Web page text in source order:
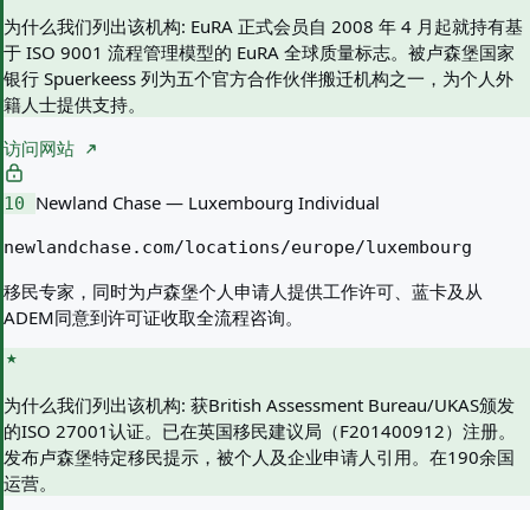
为什么我们列出该机构: EuRA 正式会员自 2008 年 4 月起就持有基
于 ISO 9001 流程管理模型的 EuRA 全球质量标志。被卢森堡国家
银行 Spuerkeess 列为五个官方合作伙伴搬迁机构之一，为个人外
籍人士提供支持。
访问网站
10 Newland Chase — Luxembourg Individual
newlandchase.com/locations/europe/luxembourg
移民专家，同时为卢森堡个人申请人提供工作许可、蓝卡及从
ADEM同意到许可证收取全流程咨询。
为什么我们列出该机构: 获British Assessment Bureau/UKAS颁发
的ISO 27001认证。已在英国移民建议局（F201400912）注册。
发布卢森堡特定移民提示，被个人及企业申请人引用。在190余国
运营。